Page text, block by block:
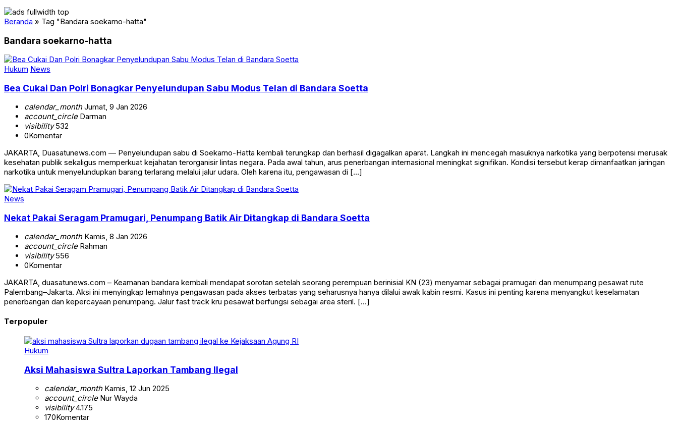
Beranda » Tag "Bandara soekarno-hatta"
Bandara soekarno-hatta
Hukum News
Bea Cukai Dan Polri Bonagkar Penyelundupan Sabu Modus Telan di Bandara Soetta
calendar_monthJumat, 9 Jan 2026
account_circleDarman
visibility532
0Komentar
JAKARTA, Duasatunews.com — Penyelundupan sabu di Soekarno-Hatta kembali terungkap dan berhasil digagalkan aparat. Langkah ini mencegah masuknya narkotika yang berpotensi merusak
kesehatan publik sekaligus memperkuat kejahatan terorganisir lintas negara. Pada awal tahun, arus penerbangan internasional meningkat signifikan. Kondisi tersebut kerap dimanfaatkan jaringan
narkotika untuk menyelundupkan barang terlarang melalui jalur udara. Oleh karena itu, pengawasan di […]
News
Nekat Pakai Seragam Pramugari, Penumpang Batik Air Ditangkap di Bandara Soetta
calendar_monthKamis, 8 Jan 2026
account_circleRahman
visibility556
0Komentar
JAKARTA, duasatunews.com – Keamanan bandara kembali mendapat sorotan setelah seorang perempuan berinisial KN (23) menyamar sebagai pramugari dan menumpang pesawat rute
Palembang–Jakarta. Aksi ini menyingkap lemahnya pengawasan pada akses terbatas yang seharusnya hanya dilalui awak kabin resmi. Kasus ini penting karena menyangkut keselamatan
penerbangan dan kepercayaan penumpang. Jalur fast track kru pesawat berfungsi sebagai area steril. […]
Terpopuler
Hukum
Aksi Mahasiswa Sultra Laporkan Tambang Ilegal
calendar_monthKamis, 12 Jun 2025
account_circleNur Wayda
visibility4.175
170Komentar